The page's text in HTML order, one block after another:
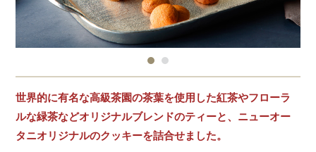
世界的に有名な高級茶園の茶葉を使用した紅茶やフローラ
ルな緑茶などオリジナルブレンドのティーと、ニューオー
タニオリジナルのクッキーを詰合せました。